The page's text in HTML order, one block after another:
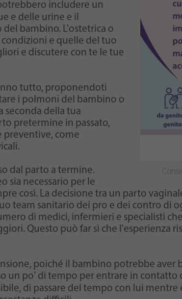
includere un
e delle urine e il
bambino. L'ostetrica o
e quelle del tuo
e discutere con te le tue
tutto, proponendoti
i polmoni del bambino o
seconda della tua
pretermine in passato,
preventive, come
dal parto a termine.
sia necessario per le
così. La decisione tra un parto
team sanitario dei pro e dei contro di
di medici, infermieri e specialisti
Questo può far sì che l'esperienza
poiché il bambino potrebbe aver
un po' di tempo per entrare in contatto
di passare del tempo con lui mentre
eingestellt hat.